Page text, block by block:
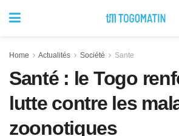
Home Actualités Société Sante
Santé : le Togo
lutte contre les
zoonotiques